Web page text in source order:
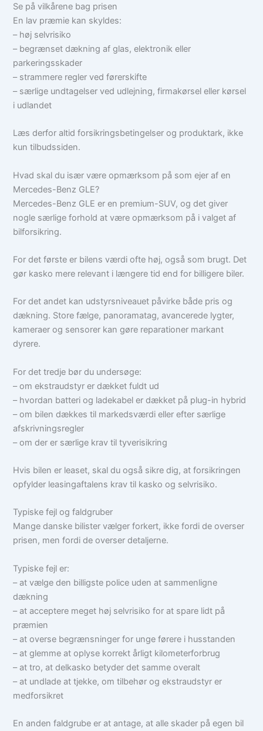
Se på vilkårene bag prisen
En lav præmie kan skyldes:
– høj selvrisiko
– begrænset dækning af glas, elektronik eller
parkeringsskader
– strammere regler ved førerskifte
– særlige undtagelser ved udlejning, firmakørsel eller kørsel
i udlandet
Læs derfor altid forsikringsbetingelser og produktark, ikke
kun tilbudssiden.
Hvad skal du især være opmærksom på som ejer af en
Mercedes-Benz GLE?
Mercedes-Benz GLE er en premium-SUV, og det giver
nogle særlige forhold at være opmærksom på i valget af
bilforsikring.
For det første er bilens værdi ofte høj, også som brugt. Det
gør kasko mere relevant i længere tid end for billigere biler.
For det andet kan udstyrsniveauet påvirke både pris og
dækning. Store fælge, panoramatag, avancerede lygter,
kameraer og sensorer kan gøre reparationer markant
dyrere.
For det tredje bør du undersøge:
– om ekstraudstyr er dækket fuldt ud
– hvordan batteri og ladekabel er dækket på plug-in hybrid
– om bilen dækkes til markedsværdi eller efter særlige
afskrivningsregler
– om der er særlige krav til tyverisikring
Hvis bilen er leaset, skal du også sikre dig, at forsikringen
opfylder leasingaftalens krav til kasko og selvrisiko.
Typiske fejl og faldgruber
Mange danske bilister vælger forkert, ikke fordi de overser
prisen, men fordi de overser detaljerne.
Typiske fejl er:
– at vælge den billigste police uden at sammenligne
dækning
– at acceptere meget høj selvrisiko for at spare lidt på
præmien
– at overse begrænsninger for unge førere i husstanden
– at glemme at oplyse korrekt årligt kilometerforbrug
– at tro, at delkasko betyder det samme overalt
– at undlade at tjekke, om tilbehør og ekstraudstyr er
medforsikret
En anden faldgrube er at antage, at alle skader på egen bil